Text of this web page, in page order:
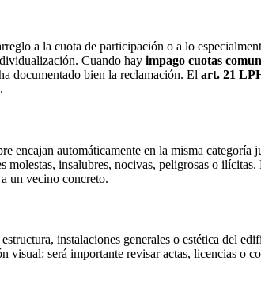
a la cuota de participación o a lo
Cuando hay impago cuotas
documentado bien la reclamación. El art. 21
encajan automáticamente en la misma categoría
insalubres, nocivas, peligrosas o
un vecino concreto.
instalaciones generales o estética del
será importante revisar actas, licencias o